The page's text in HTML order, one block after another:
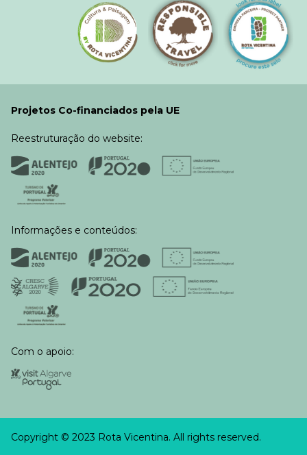
Projetos Co-financiados pela UE
Reestruturação do website:
Informações e conteúdos:
Com o apoio:
Copyright © 2023 Rota Vicentina. All rights reserved.